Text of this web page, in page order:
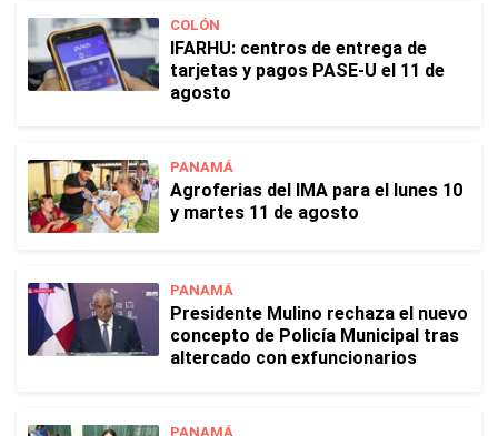
COLÓN
IFARHU: centros de entrega de
tarjetas y pagos PASE-U el 11 de
agosto
PANAMÁ
Agroferias del IMA para el lunes 10
y martes 11 de agosto
PANAMÁ
Presidente Mulino rechaza el nuevo
concepto de Policía Municipal tras
altercado con exfuncionarios
PANAMÁ